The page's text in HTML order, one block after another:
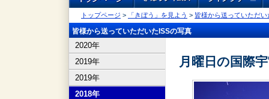
トップページ > 「きぼう」を見よう > 皆様から送っていただい
皆様から送っていただいたISSの写真
2020年
2019年
2019年
2018年
月曜日の国際